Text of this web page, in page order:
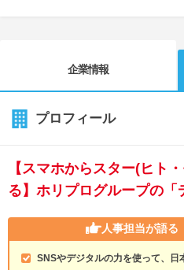
企業情報
プロフィール
【スマホからスター(ヒト
る】ホリプログループの「
人事担当が語る
SNSやデジタルの力を使って、日